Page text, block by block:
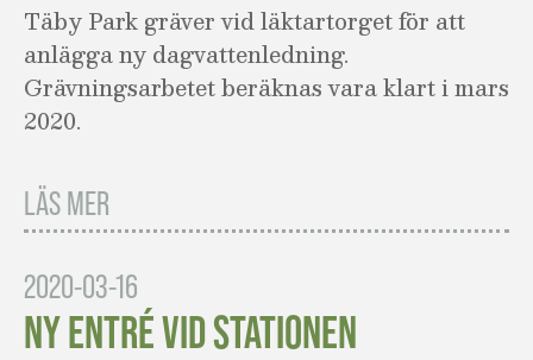
Täby Park gräver vid läktartorget för att
anlägga ny dagvattenledning.
Grävningsarbetet beräknas vara klart i mars
2020.
LÄS MER
2020-03-16
NY ENTRÉ VID STATIONEN